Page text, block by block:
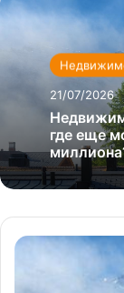
21/07/2026
где еще